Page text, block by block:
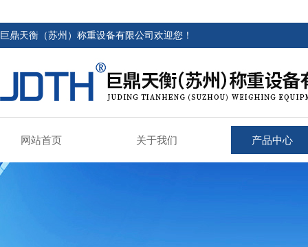
巨鼎天衡（苏州）称重设备有限公司欢迎您！
网站首页 关于我们 产品中心